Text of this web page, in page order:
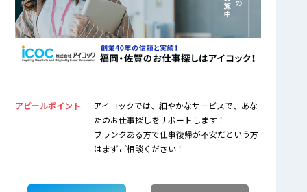
アピールポイント
アイコックでは、細やかなサービスで、あな
たのお仕事探しをサポートします！
ブランクある方で仕事復帰が不安だという方
はまずご相談ください！